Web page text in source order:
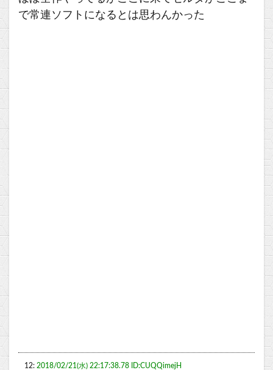
で常連ソフトになるとは思わんかった
12: 2018/02/21(水) 22:17:38.78 ID:CUQQimejH